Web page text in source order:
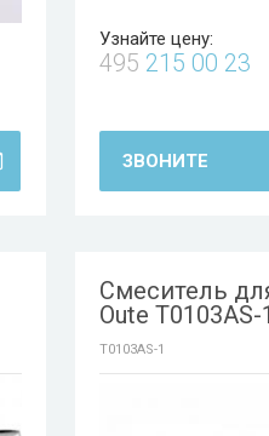
Узнайте цену:
495 215 00 23
ЗВОНИТЕ
Смеситель
Oute T0103AS-
T0103AS-1